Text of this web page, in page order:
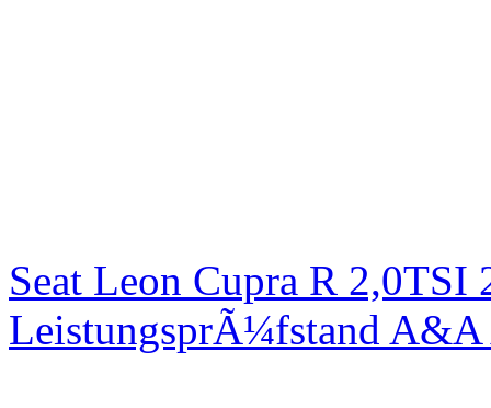
Seat Leon Cupra R
LeistungsprÃ¼fstand